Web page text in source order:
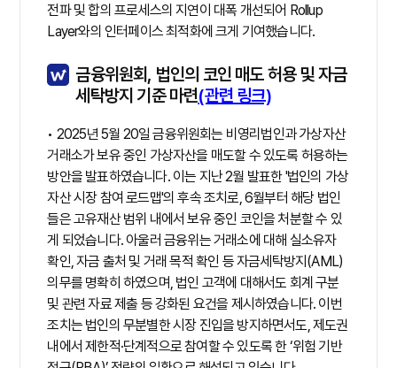
전파 및 합의 프로세스의 지연이 대폭 개선되어 Rollup
Layer와의 인터페이스 최적화에 크게 기여했습니다.
금융위원회, 법인의 코인 매도 허용 및 자금
세탁방지 기준 마련(관련 링크)
• 2025년 5월 20일 금융위원회는 비영리법인과 가상자산
거래소가 보유 중인 가상자산을 매도할 수 있도록 허용하는
방안을 발표하였습니다. 이는 지난 2월 발표한 '법인의 가상
자산 시장 참여 로드맵'의 후속 조치로, 6월부터 해당 법인
들은 고유재산 범위 내에서 보유 중인 코인을 처분할 수 있
게 되었습니다. 아울러 금융위는 거래소에 대해 실소유자
확인, 자금 출처 및 거래 목적 확인 등 자금세탁방지(AML)
의무를 명확히 하였으며, 법인 고객에 대해서도 회계 구분
및 관련 자료 제출 등 강화된 요건을 제시하였습니다. 이번
조치는 법인의 무분별한 시장 진입을 방지하면서도, 제도권
내에서 제한적·단계적으로 참여할 수 있도록 한 ‘위험 기반